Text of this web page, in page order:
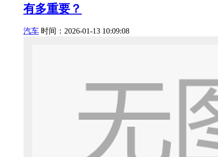
有多重要？
汽车 时间：2026-01-13 10:09:08